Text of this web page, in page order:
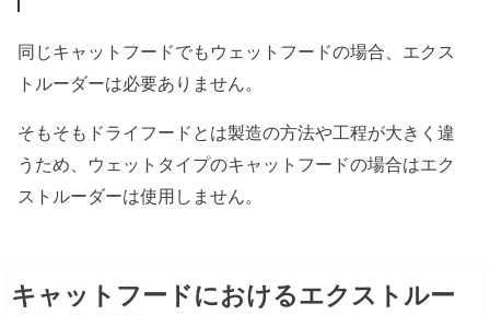
同じキャットフードでもウェットフードの場合、エクス
トルーダーは必要ありません。
そもそもドライフードとは製造の方法や工程が大きく違
うため、ウェットタイプのキャットフードの場合はエク
ストルーダーは使用しません。
キャットフードにおけるエクストルー